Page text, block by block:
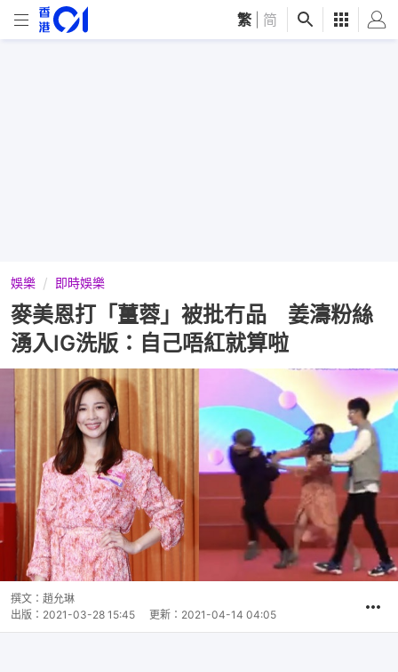
繁 简
娛樂 即時娛樂
麥美恩打「薑蓉」被批冇品 姜濤粉絲
湧入IG洗版：自己唔紅就算啦
撰文： 趙允琳
出版： 2021-03-28 15:45 更新： 2021-04-14 04:05